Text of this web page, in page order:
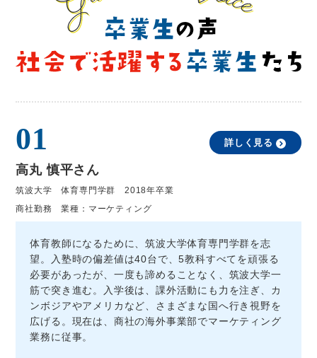
01 詳しく見る
高丸 慎平さん
筑波大学 体育専門学群 2018年卒業
商社勤務 業種：マーケティング
体育教師になるために、筑波大学体育専門学群を志
望。入塾時の偏差値は40台で、5教科すべてを頑張る
必要があったが、一度も諦めることなく、筑波大学一
筋で突き進む。入学後は、課外活動にも力を注ぎ、カ
ンボジアやアメリカなど、さまざまな国へ行き視野を
広げる。現在は、商社の海外事業部でマーケティング
業務に従事。